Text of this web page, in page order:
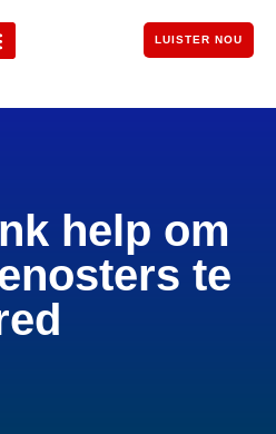
LUISTER NOU
help om
te